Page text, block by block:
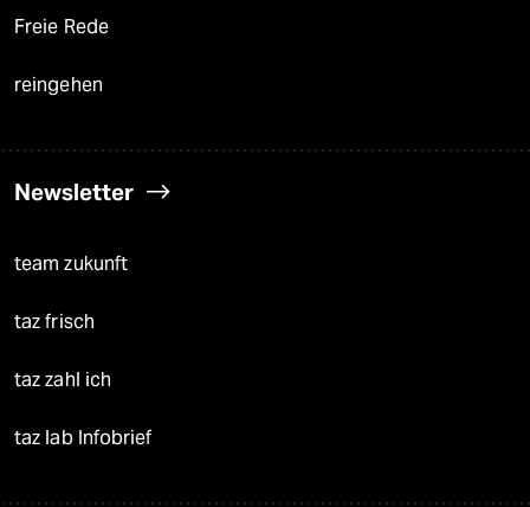
Freie Rede
reingehen
Newsletter
team zukunft
taz frisch
taz zahl ich
taz lab Infobrief